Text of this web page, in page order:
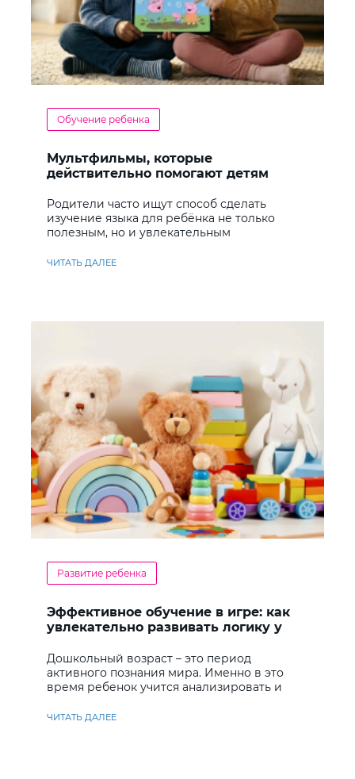
Обучение ребенка
Мультфильмы, которые
действительно помогают детям
Родители часто ищут способ сделать
изучение языка для ребёнка не только
полезным, но и увлекательным
ЧИТАТЬ ДАЛЕЕ
Развитие ребенка
Эффективное обучение в игре: как
увлекательно развивать логику у
Дошкольный возраст – это период
активного познания мира. Именно в это
время ребенок учится анализировать и
ЧИТАТЬ ДАЛЕЕ